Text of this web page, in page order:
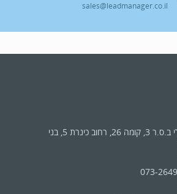
sales@leadmanager.co.il
מגדלי ב.ס.ר 3, קומה 26, רחוב כינרת 5, בני
073-